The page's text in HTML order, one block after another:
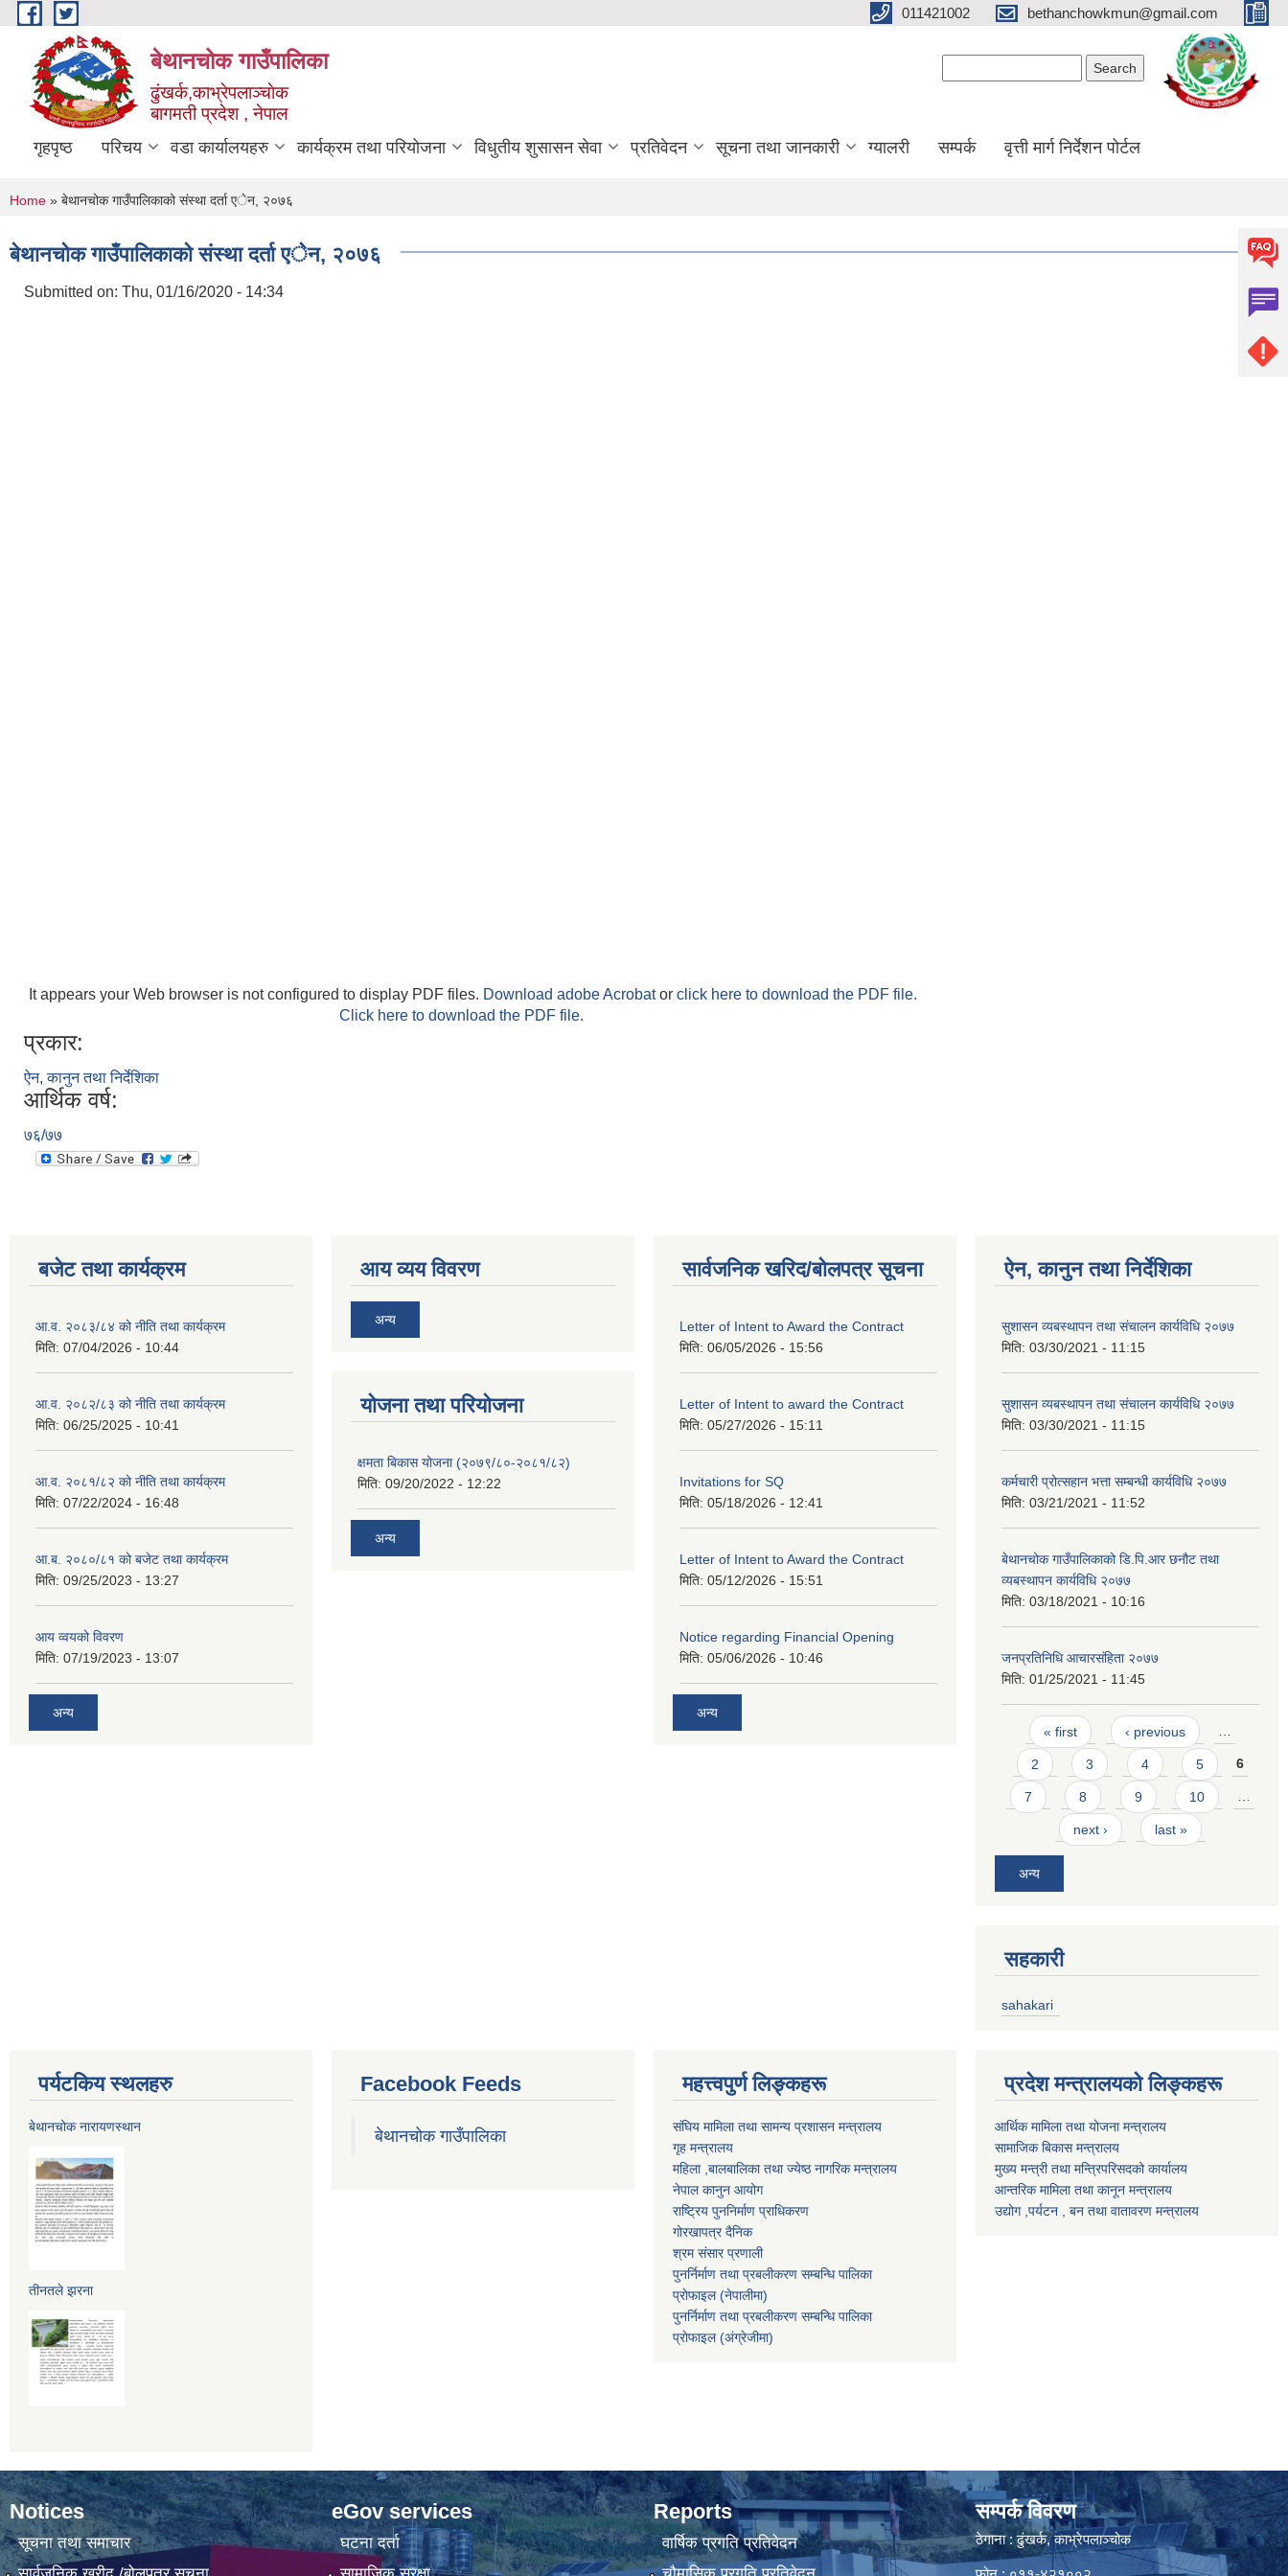
Skip to main content 011421002 bethanchowkmun@gmail.com
बेथानचोक गाउँपालिका
ढुंखर्क,काभ्रेपलाञ्चाेक
बागमती प्रदेश , नेपाल
गृहपृष्ठ परिचय वडा कार्यालयहरु कार्यक्रम तथा परियोजना विधुतीय शुसासन सेवा प्रतिवेदन सूचना तथा जानकारी ग्यालरी सम्पर्क वृत्ती मार्ग निर्देशन पोर्टल
You are here
Home » बेथानचोक गाउँपालिकाको संस्था दर्ता एेन, २०७६
बेथानचोक गाउँपालिकाको संस्था दर्ता एेन, २०७६
Submitted on: Thu, 01/16/2020 - 14:34
It appears your Web browser is not configured to display PDF files. Download adobe Acrobator click here to download the PDF file.
Click here to download the PDF file.
प्रकार:
ऐन, कानुन तथा निर्देशिका
आर्थिक वर्ष:
७६/७७
बजेट तथा कार्यक्रम
आ.व. २०८३/८४ को नीति तथा कार्यक्रम
मिति: 07/04/2026 - 10:44
आ.व. २०८२/८३ को नीति तथा कार्यक्रम
मिति: 06/25/2025 - 10:41
आ.व. २०८१/८२ को नीति तथा कार्यक्रम
मिति: 07/22/2024 - 16:48
आ.ब. २०८०/८१ को बजेट तथा कार्यक्रम
मिति: 09/25/2023 - 13:27
आय व्वयको विवरण
मिति: 07/19/2023 - 13:07
अन्य
आय व्यय विवरण
अन्य
याेजना तथा परियाेजना
क्षमता बिकास योजना (२०७९/८०-२०८१/८२)
मिति: 09/20/2022 - 12:22
अन्य
सार्वजनिक खरिद/बोलपत्र सूचना
Letter of Intent to Award the Contract
मिति: 06/05/2026 - 15:56
Letter of Intent to award the Contract
मिति: 05/27/2026 - 15:11
Invitations for SQ
मिति: 05/18/2026 - 12:41
Letter of Intent to Award the Contract
मिति: 05/12/2026 - 15:51
Notice regarding Financial Opening
मिति: 05/06/2026 - 10:46
अन्य
ऐन, कानुन तथा निर्देशिका
सुशासन व्यबस्थापन तथा संचालन कार्यविधि २०७७
मिति: 03/30/2021 - 11:15
सुशासन व्यबस्थापन तथा संचालन कार्यविधि २०७७
मिति: 03/30/2021 - 11:15
कर्मचारी प्रोत्सहान भत्ता सम्बन्धी कार्यविधि २०७७
मिति: 03/21/2021 - 11:52
बेथानचोक गाउँपालिकाको डि.पि.आर छनौट तथा
व्यबस्थापन कार्यविधि २०७७
मिति: 03/18/2021 - 10:16
जनप्रतिनिधि आचारसंहिता २०७७
मिति: 01/25/2021 - 11:45
Pages
« first ‹ previous …
2 3 4 5 6
7 8 9 10 …
next › last »
अन्य
सहकारी
sahakari
पर्यटकिय स्थलहरु
बेथानचोक नारायणस्थान
तीनतले झरना
Facebook Feeds
बेथानचोक गाउँपालिका
महत्त्वपुर्ण लिङ्कहरू
संघिय मामिला तथा सामन्य प्रशासन मन्त्रालय
गृह मन्त्रालय
महिला ,बालबालिका तथा ज्येष्ठ नागरिक मन्त्रालय
नेपाल कानुन आयोग
राष्ट्रिय पुननिर्माण प्राधिकरण
गोरखापत्र दैनिक
श्रम संसार प्रणाली
पुनर्निर्माण तथा प्रबलीकरण सम्बन्धि पालिका
प्राेफाइल (नेपालीमा)
पुनर्निर्माण तथा प्रबलीकरण सम्बन्धि पालिका
प्राेफाइल(अंग्रेजीमा)
प्रदेश मन्त्रालयको लिङ्कहरू
आर्थिक मामिला तथा योजना मन्त्रालय
सामाजिक बिकास मन्त्रालय
मुख्य मन्त्री तथा मन्त्रिपरिसदको कार्यालय
आन्तरिक मामिला तथा कानून मन्त्रालय
उद्योग ,पर्यटन , बन तथा वातावरण मन्त्रालय
Notices
सूचना तथा समाचार
eGov services
घटना दर्ता
Reports
वार्षिक प्रगति प्रतिवेदन
सम्पर्क विवरण
ठेगाना : ढुंखर्क, काभ्रेपलाञ्चोक